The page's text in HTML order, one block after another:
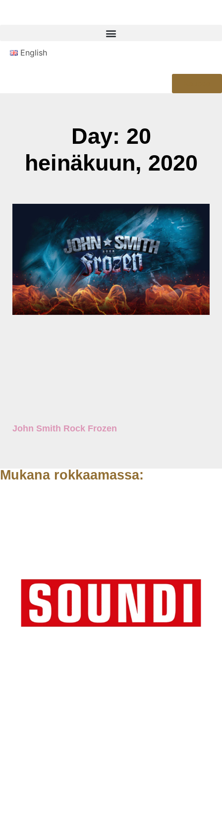
English
Day: 20
heinäkuun, 2020
John Smith Rock Frozen
Mukana rokkaamassa: